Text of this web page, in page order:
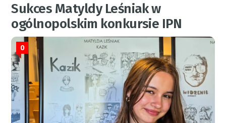
Sukces Matyldy Leśniak w
ogólnopolskim konkursie IPN
0